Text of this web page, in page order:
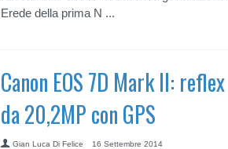
Erede della prima N ...
Canon EOS 7D Mark II: reflex
da 20,2MP con GPS
Gian Luca Di Felice 16 Settembre 2014